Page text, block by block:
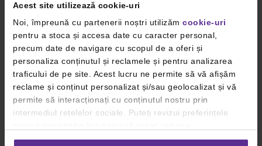
Acest site utilizează cookie-uri
Noi, împreună cu partenerii noștri utilizăm cookie-uri
pentru a stoca și accesa date cu caracter personal,
precum date de navigare cu scopul de a oferi și
personaliza conținutul și reclamele și pentru analizarea
traficului de pe site. Acest lucru ne permite să vă afișăm
reclame și conținut personalizat și/sau geolocalizat și vă
permite să interacționați cu conținutul nostru prin
intermediul rețelelor sociale. Puteți revizui preferințele
consimțământul oricând, făcând click pe linkul către